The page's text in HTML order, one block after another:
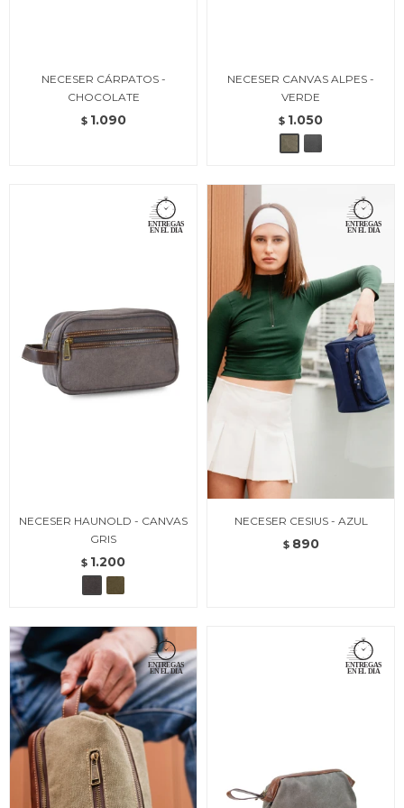
NECESER CÁRPATOS -
CHOCOLATE
$ 1.090
NECESER CANVAS ALPES -
VERDE
$ 1.050
NECESER HAUNOLD - CANVAS
GRIS
$ 1.200
NECESER CESIUS - AZUL
$ 890